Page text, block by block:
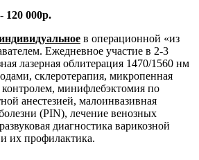
- 120 000р.
в операционной «из
Ежедневное участие в 2-3
лазерная облитерация 1470/1560 нм
склеротерапия, микропенная
минифлебэктомия по
анестезией, малоинвазивная
(PIN), лечение венозных
диагностика варикозной
их профилактика.